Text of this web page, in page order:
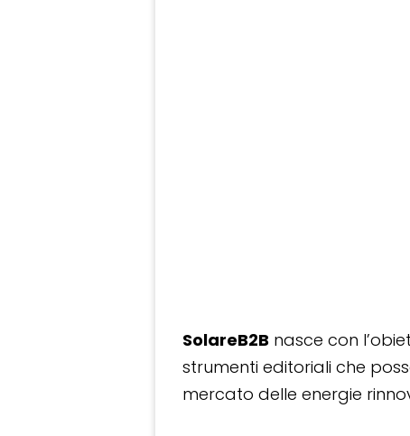
SolareB2B nasce con
strumenti editoriali che
mercato delle energie